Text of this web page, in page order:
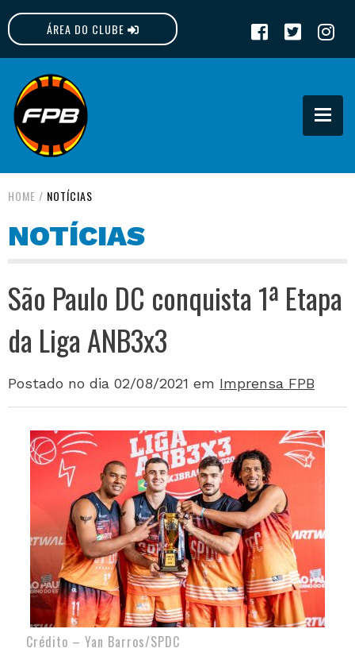
ÁREA DO CLUBE
FPB
HOME / NOTÍCIAS
NOTÍCIAS
São Paulo DC conquista 1ª Etapa
da Liga ANB3x3
Postado no dia 02/08/2021 em Imprensa FPB
Crédito – Yan Barros/SPDC